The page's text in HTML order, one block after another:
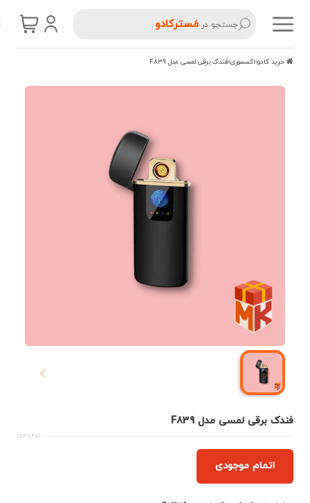
جستجو درمَسترکادو
اکسسوری فندک برقی لمسی مدل F839
فندک برقی لمسی مدل F839
1838451
اتمام موجودی